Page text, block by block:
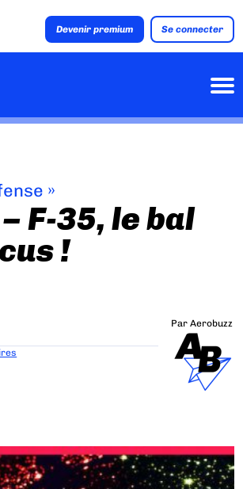
Devenir premium Se connecter
»
F-35, le bal
!
Par Aerobuzz